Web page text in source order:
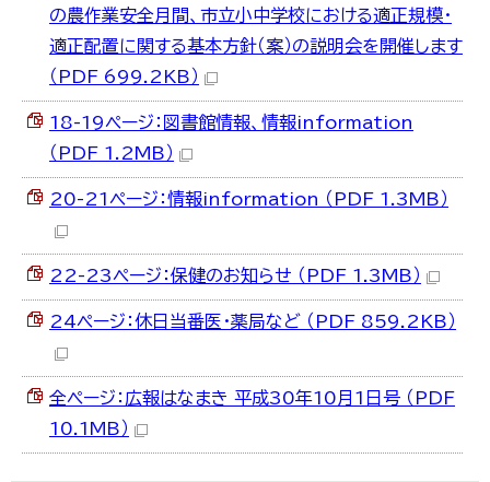
の農作業安全月間、市立小中学校における適正規模・
適正配置に関する基本方針（案）の説明会を開催します
（PDF 699.2KB）
18-19ページ：図書館情報、情報information
（PDF 1.2MB）
20-21ページ：情報information （PDF 1.3MB）
22-23ページ：保健のお知らせ （PDF 1.3MB）
24ページ：休日当番医・薬局など （PDF 859.2KB）
全ページ：広報はなまき 平成30年10月1日号 （PDF
10.1MB）